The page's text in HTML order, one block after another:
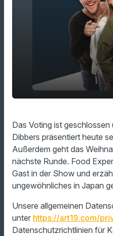
play_arrow
00:00
Das Voting ist
Dibbers präsentiert heute
Außerdem geht das
nächste Runde. Food
Gast in der Show und
ungewöhnliches in Japan
Unsere allgemeinen
unter https://art19.com/
Datenschutzrichtlinien für